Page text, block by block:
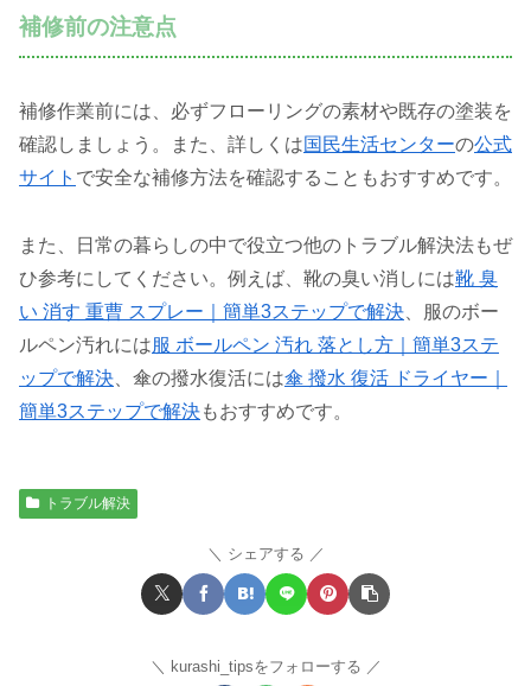
補修前の注意点
補修作業前には、必ずフローリングの素材や既存の塗装を
確認しましょう。また、詳しくは国民生活センターの公式
サイト で安全な補修方法を確認することもおすすめです。
また、日常の暮らしの中で役立つ他のトラブル解決法もぜ
ひ参考にしてください。例えば、靴の臭い消しには靴 臭
い 消す 重曹 スプレー｜簡単3ステップで解決 、服のボー
ルペン汚れには服 ボールペン 汚れ 落とし方｜簡単3ステ
ップで解決 、傘の撥水復活には傘 撥水 復活 ドライヤー｜
簡単3ステップで解決もおすすめです。
トラブル解決
シェアする
kurashi_tipsをフォローする